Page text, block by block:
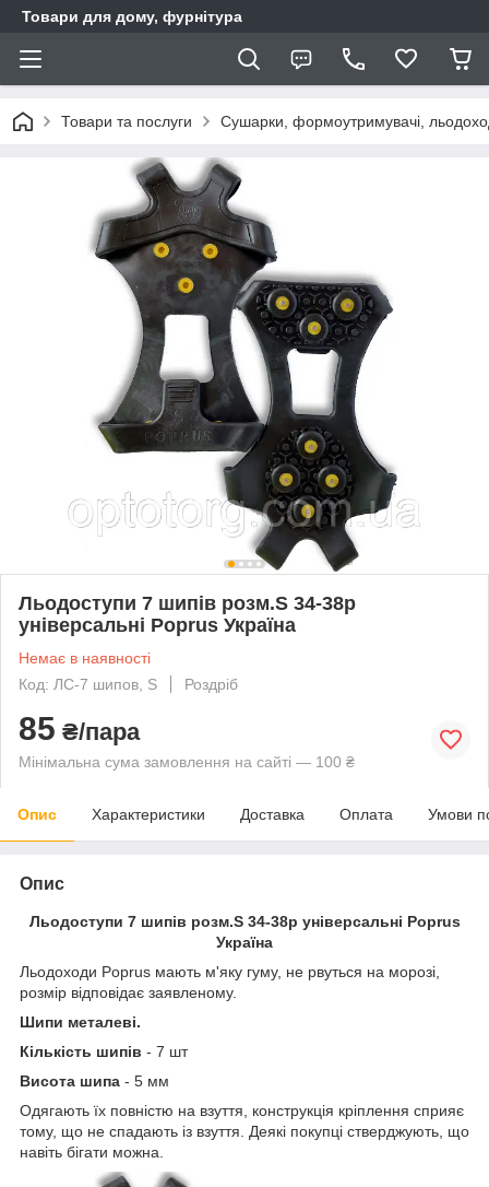
Товари для дому, фурнітура
Товари та послуги Сушарки, формоутримувачі,
Льодоступи 7 шипів розм.S 34-38р
універсальні Poprus Україна
Немає в наявності
Код: ЛС-7 шипов, S
Роздріб
85 ₴/пара
Мінімальна сума замовлення на сайті — 100 ₴
Опис Характеристики Доставка Оплата Умови
Опис
Льодоступи 7 шипів розм.S 34-38р універсальні Poprus
Україна
Льодоходи Poprus мають м'яку гуму, не рвуться на морозі,
розмір відповідає заявленому.
Шипи металеві.
Кількість шипів - 7 шт
Висота шипа - 5 мм
Одягають їх повністю на взуття, конструкція кріплення сприяє
тому, що не спадають із взуття. Деякі покупці стверджують, що
навіть бігати можна.